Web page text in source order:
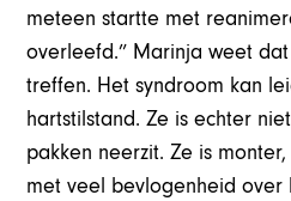
meteen startte met
overleefd.” Marinja weet
treffen. Het syndroom kan
hartstilstand. Ze is echter
pakken neerzit. Ze is
met veel bevlogenheid over